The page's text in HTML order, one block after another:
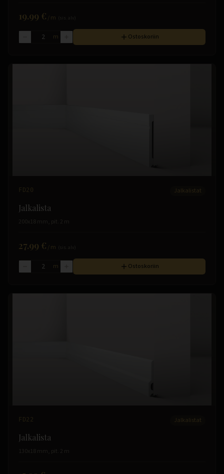
19.99 € /m
m Ostoskoriin
FD20 Jalkalistat
Jalkalista
200x18 mm, pit. 2 m
27.99 € /m
m Ostoskoriin
FD22 Jalkalistat
Jalkalista
130x18 mm, pit. 2 m